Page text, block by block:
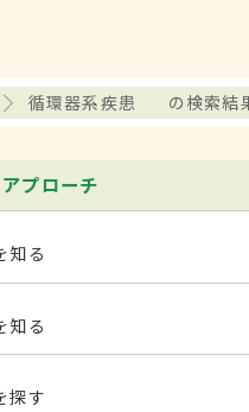
循環器系疾患 の検索結
プローチ
知る
知る
探す